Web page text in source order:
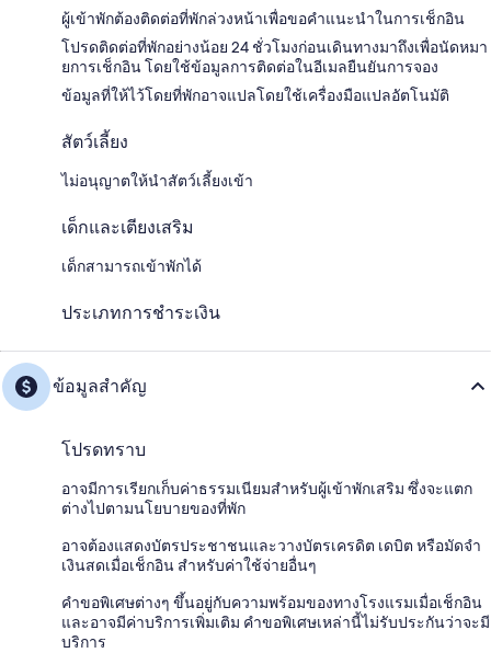
ผู้เข้าพักต้องติดต่อที่พักล่วงหน้าเพื่อขอคำแนะนำในการเช็กอิน
โปรดติดต่อที่พักอย่างน้อย 24 ชั่วโมงก่อนเดินทางมาถึงเพื่อนัดหมา
ยการเช็กอิน โดยใช้ข้อมูลการติดต่อในอีเมลยืนยันการจอง
ข้อมูลที่ให้ไว้โดยที่พักอาจแปลโดยใช้เครื่องมือแปลอัตโนมัติ
สัตว์เลี้ยง
ไม่อนุญาตให้นำสัตว์เลี้ยงเข้า
เด็กและเตียงเสริม
เด็กสามารถเข้าพักได้
ประเภทการชำระเงิน
ข้อมูลสำคัญ
โปรดทราบ
อาจมีการเรียกเก็บค่าธรรมเนียมสำหรับผู้เข้าพักเสริม ซึ่งจะแตก
ต่างไปตามนโยบายของที่พัก
อาจต้องแสดงบัตรประชาชนและวางบัตรเครดิต เดบิต หรือมัดจำ
เงินสดเมื่อเช็กอิน สำหรับค่าใช้จ่ายอื่นๆ
คำขอพิเศษต่างๆ ขึ้นอยู่กับความพร้อมของทางโรงแรมเมื่อเช็กอิน
และอาจมีค่าบริการเพิ่มเติม คำขอพิเศษเหล่านี้ไม่รับประกันว่าจะมี
บริการ